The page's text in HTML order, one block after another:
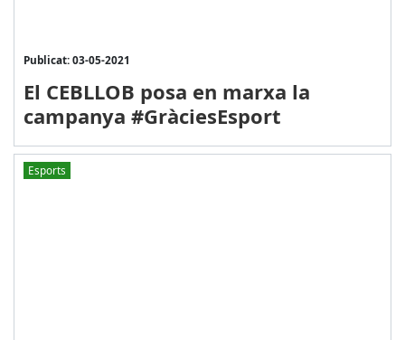
Publicat: 03-05-2021
El CEBLLOB posa en marxa la
campanya #GràciesEsport
Esports